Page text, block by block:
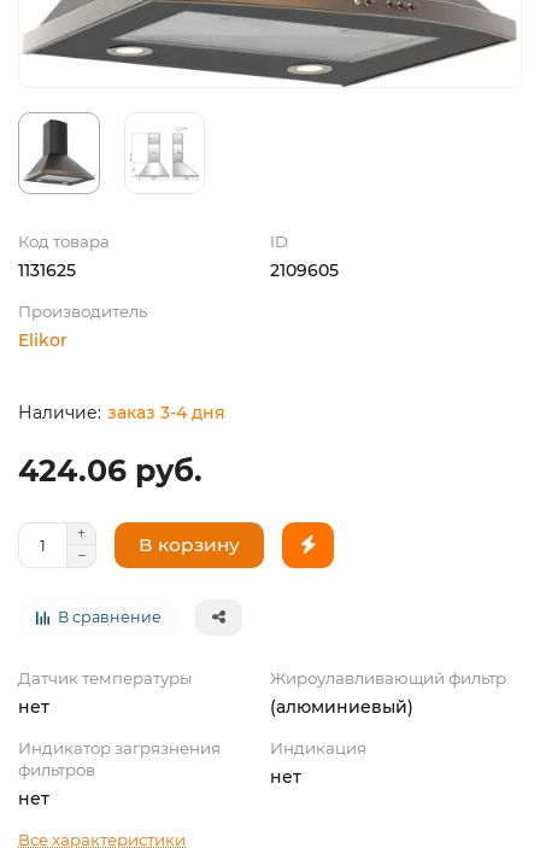
Код товара
1131625
ID
2109605
Производитель
Elikor
заказ 3-4 дня
424.06 руб.
В корзину
В сравнение
Датчик температуры
нет
Жироулавливающий фильтр
(алюминиевый)
Индикатор загрязнения
фильтров
нет
Индикация
нет
Все характеристики